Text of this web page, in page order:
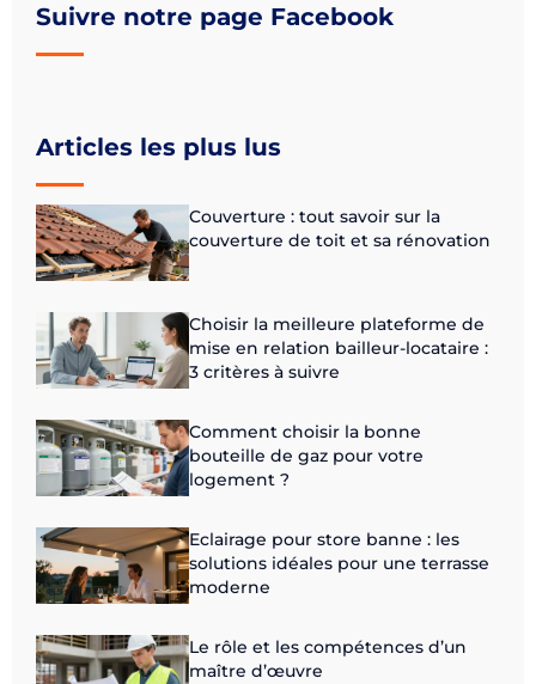
Suivre notre page Facebook
Articles les plus lus
Couverture : tout savoir sur la
couverture de toit et sa rénovation
Choisir la meilleure plateforme de
mise en relation bailleur-locataire :
3 critères à suivre
Comment choisir la bonne
bouteille de gaz pour votre
logement ?
Eclairage pour store banne : les
solutions idéales pour une terrasse
moderne
Le rôle et les compétences d’un
maître d’œuvre